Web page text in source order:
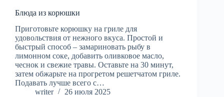
Блюда из корюшки
Приготовьте корюшку на гриле для
удовольствия от нежного вкуса. Простой и
быстрый способ – замариновать рыбу в
лимонном соке, добавить оливковое масло,
чеснок и свежие травы. Оставьте на 30 минут,
затем обжарьте на прогретом решетчатом гриле.
Подавать лучше всего с…
writer
26 июля 2025